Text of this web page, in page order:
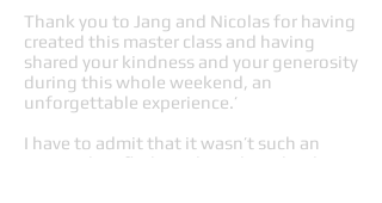
Thank you to Jang and Nicolas for having
created this master class and having
shared your kindness and your generosity
during this whole weekend, an
unforgettable experience.’
I have to admit that it wasn’t such an
easy task to find words to describe this